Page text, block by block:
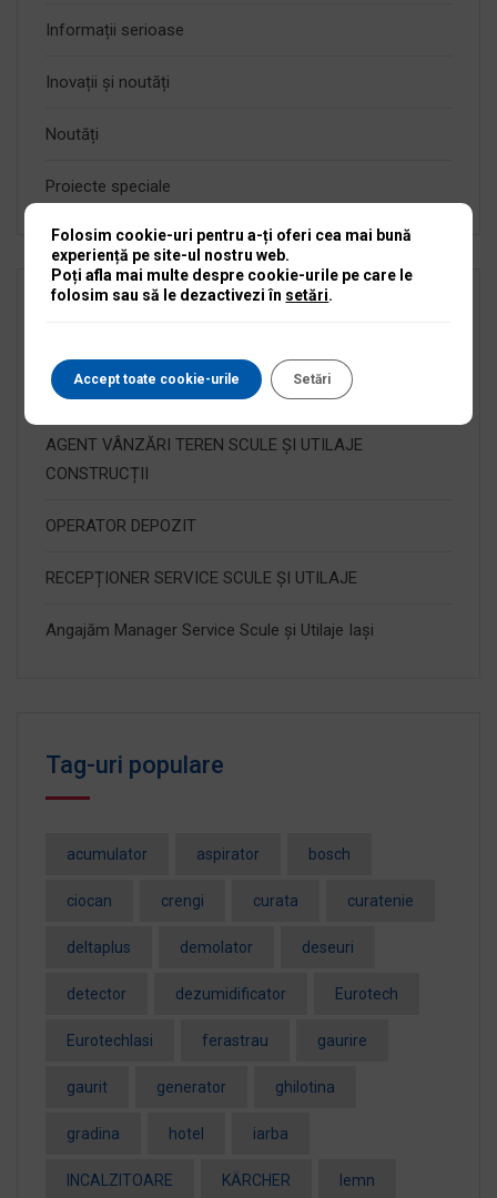
Informații serioase
Inovații și noutăți
Noutăți
Proiecte speciale
TEHNICIAN SERVICE MOTOARE TERMICE 2 SI 4 TIMPI
AGENT VÂNZĂRI TEREN SCULE ȘI UTILAJE
CONSTRUCȚII
OPERATOR DEPOZIT
RECEPȚIONER SERVICE SCULE ȘI UTILAJE
Angajăm Manager Service Scule și Utilaje Iași
Tag-uri populare
acumulator aspirator bosch
ciocan crengi curata curatenie
deltaplus demolator deseuri
detector dezumidificator Eurotech
EurotechIasi ferastrau gaurire
gaurit generator ghilotina
gradina hotel iarba
INCALZITOARE KÄRCHER lemn
Folosim cookie-uri pentru a-ți oferi cea mai bună
experiență pe site-ul nostru web.
Poți afla mai multe despre cookie-urile pe care le
folosim sau să le dezactivezi în setări.
Accept toate cookie-urile Setări